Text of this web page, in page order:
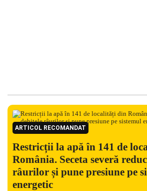
ARTICOL RECOMANDAT
Restricții la apă în 141 de
România. Seceta severă
râurilor și pune presiune pe
energetic